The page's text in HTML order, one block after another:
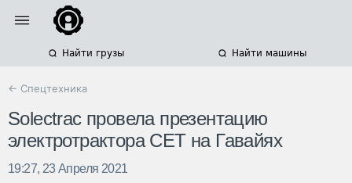
Найти грузы Найти машины
← Спецтехника
Solectrac провела презентацию
электротрактора CET на Гавайях
19:27, 23 Апреля 2021